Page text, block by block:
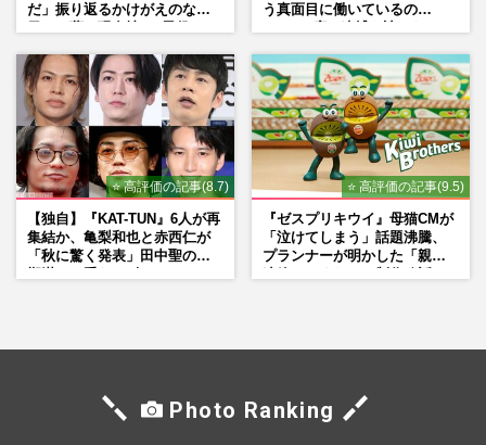
だ」振り返るかけがえのない
う真面目に働いているの
⭐ 高評価の記事(8.7)
【独自】『KAT-TUN』6人が再
集結か、亀梨和也と赤西仁が
「秋に驚く発表」田中聖の刑
⭐ 高評価の記事(9.5)
『ゼスプリキウイ』母猫CMが
「泣けてしまう」話題沸騰、
プランナーが明かした「親に
Photo Ranking